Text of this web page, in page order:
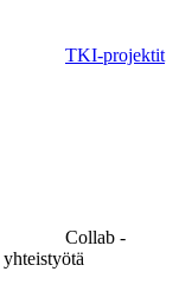
TKI-projektit
Collab -